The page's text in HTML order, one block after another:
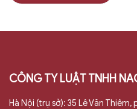
CÔNG TY LUẬT TNHH
Hà Nội (trụ sở): 35 Lê Văn